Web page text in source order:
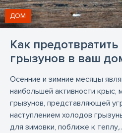
Как
грызунов в ваш
ДОМ
Осенние и зимние месяцы
наибольшей активности крыс,
грызунов, представляющей
наступлением холодов
для зимовки, поближе к